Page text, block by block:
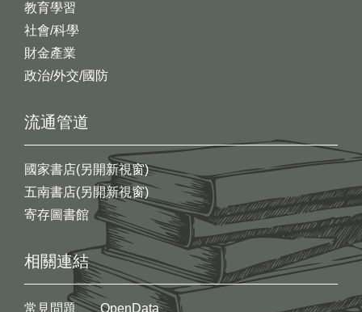
教育學習
社會/科學
財金產業
政治/外交/國防
流通管道
國家書店(另開新視窗)
五南書店(另開新視窗)
寄存圖書館
相關連結
常見問題
OpenData